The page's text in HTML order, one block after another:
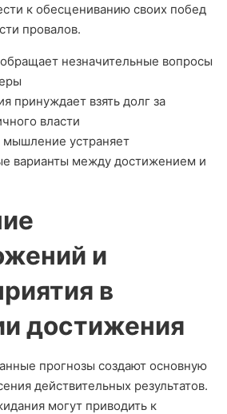
к обесцениванию своих побед
провалов.
незначительные вопросы
принуждает взять долг за
власти
устраняет
варианты между достижением и
и
в
достижения
прогнозы создают основную
действительных результатов.
могут приводить к